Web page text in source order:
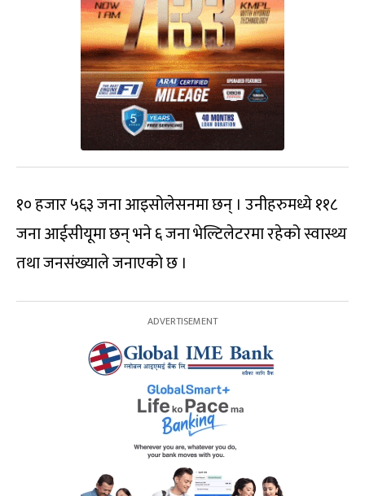
१० हजार ५६३ जना आइसोलेसनमा छन् । उनीहरुमध्ये ११८
जना आईसीयूमा छन् भने ६ जना भेल्टिलेटरमा रहेको स्वास्थ्य
तथा जनसंख्याले जनाएको छ ।